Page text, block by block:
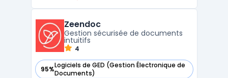
gestion complète des documents, depuis
leur création, leur validation, jusqu’à ...
Zeendoc
Gestion sécurisée de documents
intuitifs
4
95%Logiciels de GED (Gestion Électronique de
Documents)
— voir Zeendoc dans cette catégorie